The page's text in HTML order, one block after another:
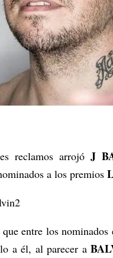
reclamos arrojóJ
a los premios
entre los nominados
a él, al parecer a